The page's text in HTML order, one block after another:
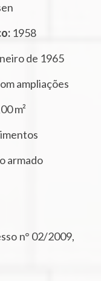
1958
de 1965
ampliações
m²
armado
n° 02/2009,